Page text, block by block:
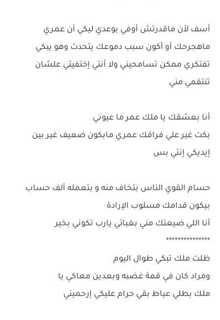
أسف لأن ماقدرتش أوفي بوعدي ليكي أن عمري
ماهجرحك أو أكون سبب دموعك يتحدث وهو يبكي
تفتكري ممكن تسامحيني ولا أنتي إختفيتي علشان
تنتقمي مني
أنا بعشقك يا ملك عمر ما عيوني
بكت غير علي فراقك عمري مابكون ضعيف غير بين
إيديكي إنتي بس
حسام القوي الناس بتخاف منه و بتعمله ألف حساب
بيكون قدامك مسلوب الإرادة
أنا اللي ضيعتك مني بغبائي يارب تكوني بخير
***************
ظلت ملك تبكي طوال اليوم
ومراد كان في قمة غضبه وبعدين معاكي يا
ملك بطلي عياط بقي حرام عليكي إرحميني